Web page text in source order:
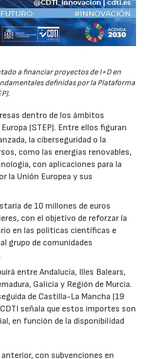
a financiar proyectos de I+D en
definidas por la Plataforma
dentro de los ámbitos
(STEP). Entre ellos figuran
la ciberseguridad o la
como las energías renovables,
con aplicaciones para la
la Unión Europea y sus
de 10 millones de euros
con el objetivo de reforzar la
en las políticas científicas e
grupo de comunidades
entre Andalucía, Illes Balears,
Galicia y Región de Murcia.
de Castilla-La Mancha (19
señala que estos importes son
en función de la disponibilidad
con subvenciones en